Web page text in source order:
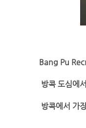
Bang Pu
방콕 도심에
방콕에서 가